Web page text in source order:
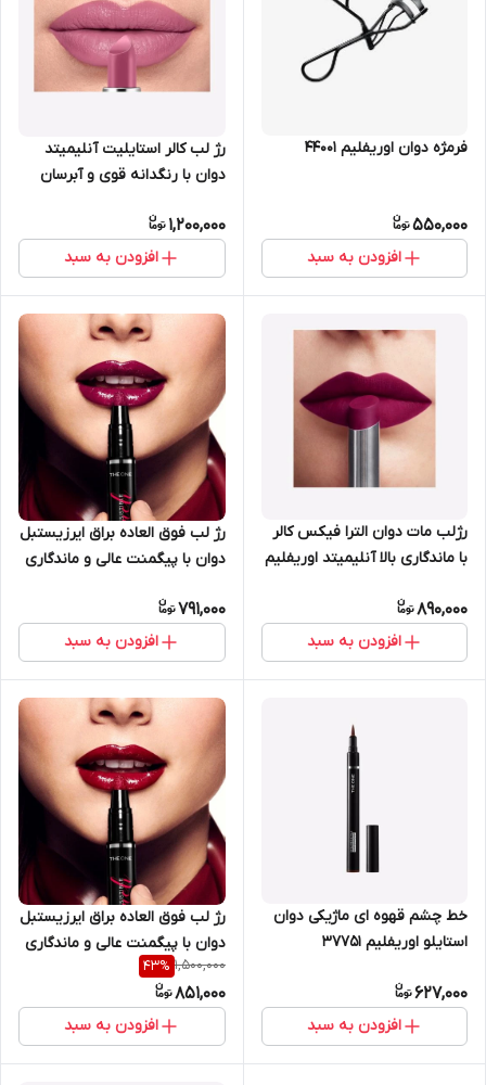
فرمژه دوان اوریفلیم 44001
550,000
افزودن به سبد
رژ لب کالر استایلیت آنلیمیتد
دوان با رنگدانه قوی و آبرسان
1,200,000
افزودن به سبد
رژلب مات دوان الترا فیکس کالر
با ماندگاری بالا آنلیمیتد اوریفلیم
890,000
افزودن به سبد
رژ لب فوق العاده براق ایرزیستبل
دوان با پیگمنت عالی و ماندگاری
791,000
افزودن به سبد
خط چشم قهوه ای ماژیکی دوان
استایلو اوریفلیم 37751
627,000
افزودن به سبد
رژ لب فوق العاده براق ایرزیستبل
دوان با پیگمنت عالی و ماندگاری
8 ساعته اوریفلیم 38870
1,500,000
43%
851,000
افزودن به سبد